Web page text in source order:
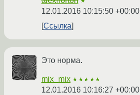
12.01.2016 10:15:50 +00:00
Ссылка
Это норма.
mix_mix ★★★★★
12.01.2016 10:16:27 +00:00